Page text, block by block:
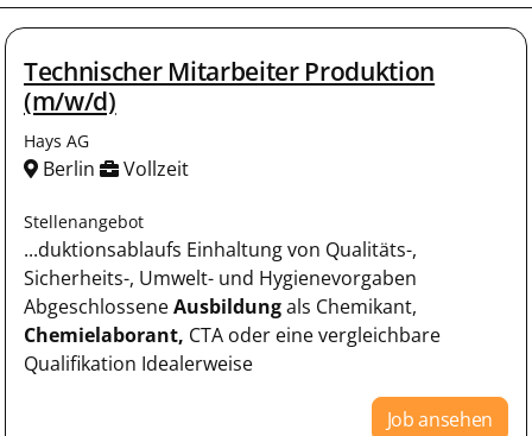
Technischer Mitarbeiter Produktion
(m/w/d)
Hays AG
Berlin Vollzeit
Stellenangebot
...duktionsablaufs Einhaltung von Qualitäts-,
Sicherheits-, Umwelt- und Hygienevorgaben
AbgeschlosseneAusbildungals Chemikant,
Chemielaborant, CTA oder eine vergleichbare
Qualifikation Idealerweise
Job ansehen